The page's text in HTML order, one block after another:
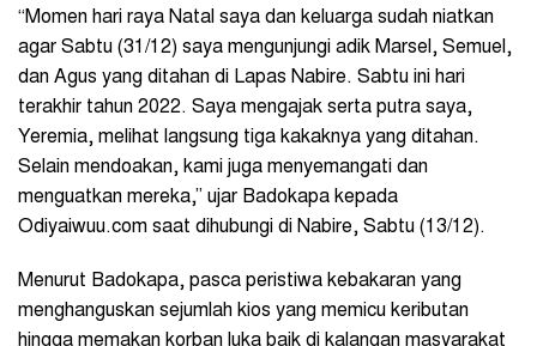
“Momen hari raya Natal saya dan keluarga sudah niatkan
agar Sabtu (31/12) saya mengunjungi adik Marsel, Semuel,
dan Agus yang ditahan di Lapas Nabire. Sabtu ini hari
terakhir tahun 2022. Saya mengajak serta putra saya,
Yeremia, melihat langsung tiga kakaknya yang ditahan.
Selain mendoakan, kami juga menyemangati dan
menguatkan mereka,” ujar Badokapa kepada
Odiyaiwuu.com saat dihubungi di Nabire, Sabtu (13/12).
Menurut Badokapa, pasca peristiwa kebakaran yang
menghanguskan sejumlah kios yang memicu keributan
hingga memakan korban luka baik di kalangan masyarakat